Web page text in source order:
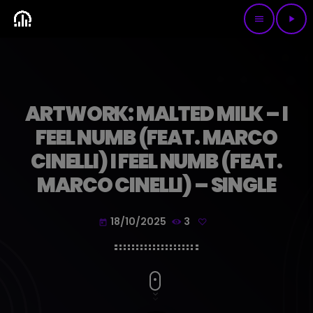
menu play_arrow
ARTWORK: MALTED MILK – I
FEEL NUMB (FEAT. MARCO
CINELLI) I FEEL NUMB (FEAT.
MARCO CINELLI) – SINGLE
today 18/10/2025 3